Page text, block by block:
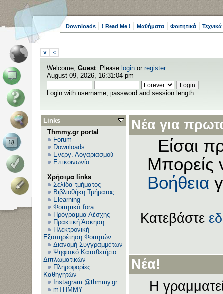
Downloads ! Read Me ! Μαθήματα Φοιτητικά
V <
Welcome, Guest. Please login or register.
August 09, 2026, 16:31:04 pm
Login with username, password and session length
Links
Thmmy.gr portal
Forum
Downloads
Ενεργ. Λογαριασμού
Επικοινωνία
Χρήσιμα links
Σελίδα τμήματος
Βιβλιοθήκη Τμήματος
Elearning
Φοιτητικά fora
Πρόγραμμα Λέσχης
Πρακτική Άσκηση
Ηλεκτρονική
Εξυπηρέτηση Φοιτητών
Διανομή Συγγραμμάτων
Ψηφιακό Καταθετήριο
Διπλωματικών
Πληροφορίες
Καθηγητών
Instagram @thmmy.gr
mTHMMY
Νέα για
Είσαι
Μπορείς
Βοήθεια
Κατεβάστε
Νέα!
Η